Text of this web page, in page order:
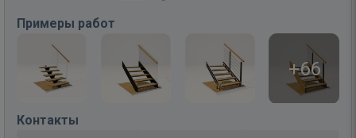
Примеры работ
+66
Контакты